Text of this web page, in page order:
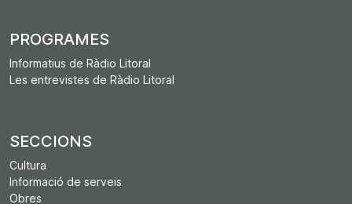
PROGRAMES
Informatius de Ràdio Litoral
Les entrevistes de Ràdio Litoral
SECCIONS
Cultura
Informació de serveis
Obres